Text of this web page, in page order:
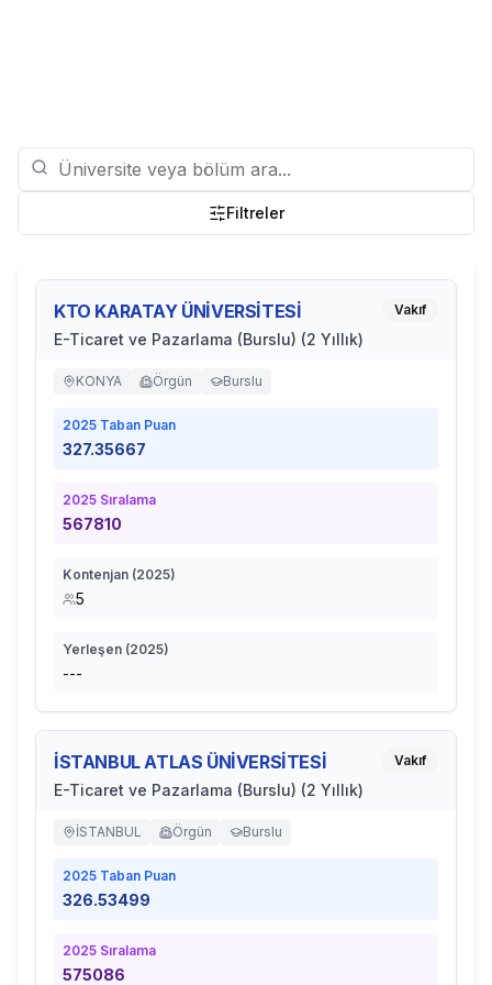
Filtreler
KTO KARATAY ÜNİVERSİTESİ
E-Ticaret ve Pazarlama (Burslu) (2 Yıllık)
Vakıf
KONYA Örgün Burslu
2025 Taban Puan
327.35667
2025 Sıralama
567810
Kontenjan (2025)
5
Yerleşen (2025)
---
İSTANBUL ATLAS ÜNİVERSİTESİ
E-Ticaret ve Pazarlama (Burslu) (2 Yıllık)
Vakıf
İSTANBUL Örgün Burslu
2025 Taban Puan
326.53499
2025 Sıralama
575086